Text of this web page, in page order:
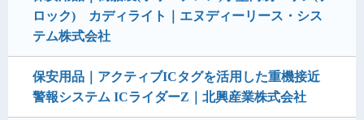
ロック) カディライト｜エヌディーリース・シス
テム株式会社
保安用品｜アクティブICタグを活用した重機接近
警報システム ICライダーZ｜北興産業株式会社